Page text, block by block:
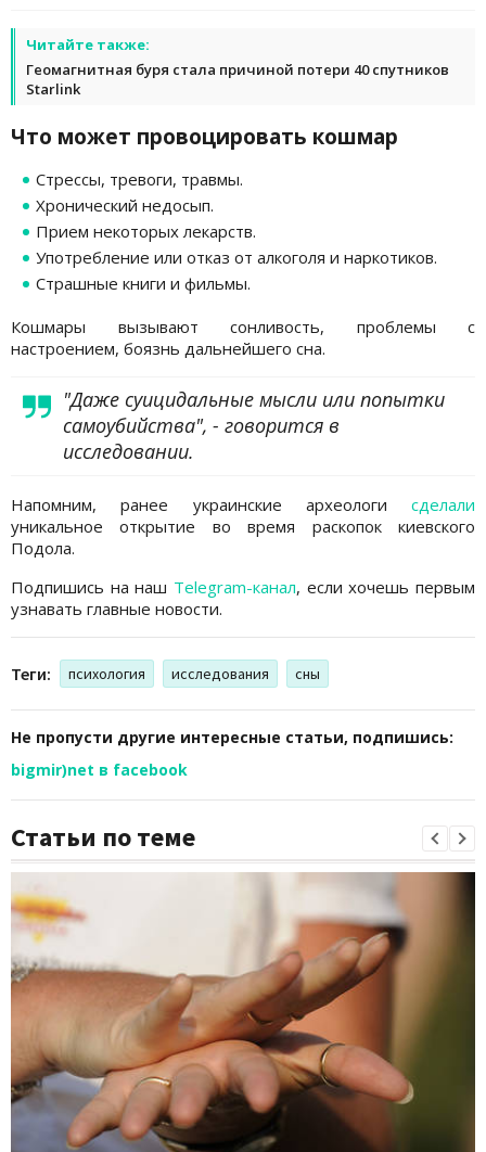
Читайте также:
Геомагнитная буря стала причиной потери 40 спутников
Starlink
Что может провоцировать кошмар
Стрессы, тревоги, травмы.
Хронический недосып.
Прием некоторых лекарств.
Употребление или отказ от алкоголя и наркотиков.
Страшные книги и фильмы.
Кошмары вызывают сонливость, проблемы с
настроением, боязнь дальнейшего сна.
"Даже суицидальные мысли или попытки
самоубийства", - говорится в
исследовании.
Напомним, ранее украинские археологи сделали
уникальное открытие во время раскопок киевского
Подола.
Подпишись на наш Telegram-канал, если хочешь первым
узнавать главные новости.
Теги: психология исследования сны
Не пропусти другие интересные статьи, подпишись:
bigmir)net в facebook
Статьи по теме